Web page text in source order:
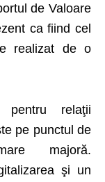
de Valoare
ca fiind cel
realizat de o
pentru relaţii
pe punctul de
majoră.
şi un